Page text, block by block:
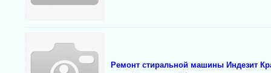
Ремонт стиральной машины Индезит